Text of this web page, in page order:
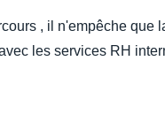
, il n'empêche que
les services RH